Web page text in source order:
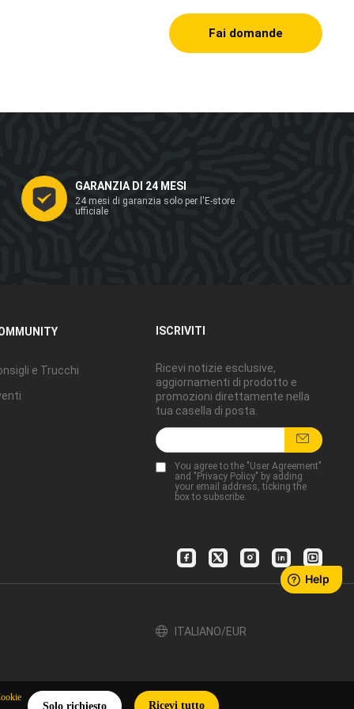
Fai domande
GARANZIA DI 24 MESI
24 mesi di garanzia solo per l'E-store
ufficiale
ISCRIVITI
Ricevi notizie esclusive,
aggiornamenti di prodotto e
promozioni direttamente nella
tua casella di posta.
You agree to the "User Agreement"
and "Privacy Policy" by adding
your email address, ticking the
box to subscribe.
e Trucchi
ITALIANO/EUR
Solo richiesto Ricevi tutto